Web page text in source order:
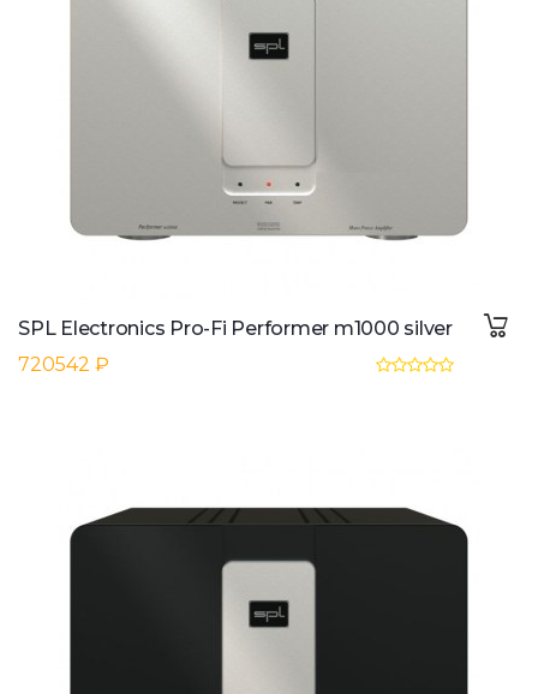
SPL Electronics Pro-Fi Performer m1000 silver
720542 ₽